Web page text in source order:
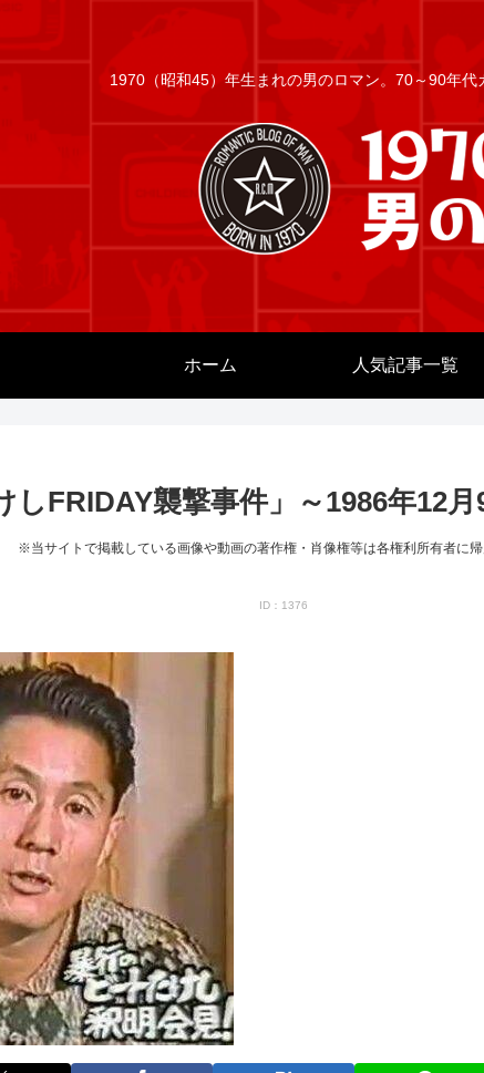
1970（昭和45）年生まれの男のロマン。70～90年
ホーム 人気記事一覧
しFRIDAY襲撃事件」～1986年12
※当サイトで掲載している画像や動画の著作権・肖像権等は各権利所有者に帰
ID：1376